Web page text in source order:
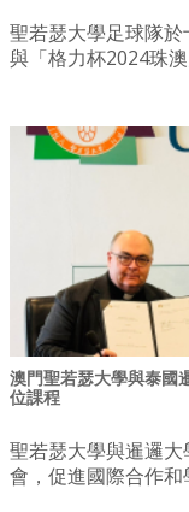
聖若瑟大學足球隊
與「格力杯2024珠
澳門聖若瑟大學與泰國
位課程
聖若瑟大學與暹邏
會，促進國際合作和